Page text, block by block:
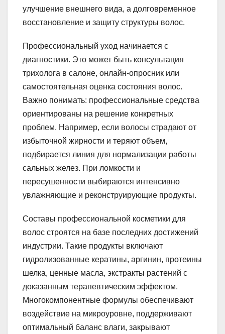
улучшение внешнего вида, а долговременное
восстановление и защиту структуры волос.
Профессиональный уход начинается с
диагностики. Это может быть консультация
трихолога в салоне, онлайн-опросник или
самостоятельная оценка состояния волос.
Важно понимать: профессиональные средства
ориентированы на решение конкретных
проблем. Например, если волосы страдают от
избыточной жирности и теряют объем,
подбирается линия для нормализации работы
сальных желез. При ломкости и
пересушенности выбираются интенсивно
увлажняющие и реконструирующие продукты.
Составы профессиональной косметики для
волос строятся на базе последних достижений
индустрии. Такие продукты включают
гидролизованные кератины, аргинин, протеины
шелка, ценные масла, экстракты растений с
доказанным терапевтическим эффектом.
Многокомпонентные формулы обеспечивают
воздействие на микроуровне, поддерживают
оптимальный баланс влаги, закрывают